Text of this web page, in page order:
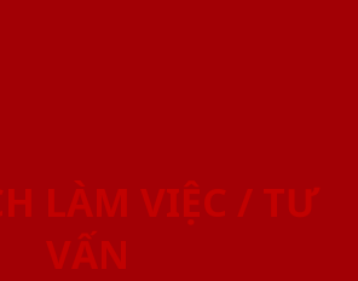
LÀM VIỆC / TƯ
VẤN